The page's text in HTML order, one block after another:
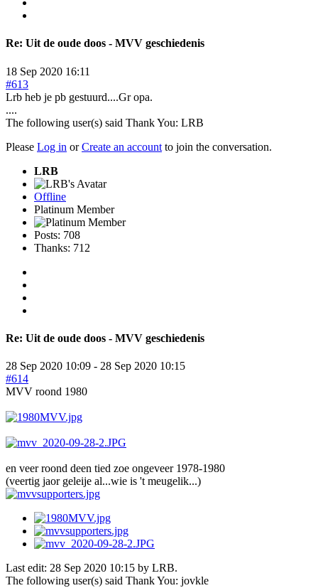
Re: Uit de oude doos - MVV geschiedenis
18 Sep 2020 16:11
#613
Lrb heb je pb gestuurd....Gr opa.
....
The following user(s) said Thank You: LRB
Please Log in orCreate an account to join the conversation.
LRB
Offline
Platinum Member
Posts: 708
Thanks: 712
Re: Uit de oude doos - MVV geschiedenis
28 Sep 2020 10:09 - 28 Sep 2020 10:15
#614
MVV roond 1980
en veer roond deen tied zoe ongeveer 1978-1980
(veertig jaor geleije al...wie is 't meugelik...)
Last edit: 28 Sep 2020 10:15 by LRB.
The following user(s) said Thank You: jovkle